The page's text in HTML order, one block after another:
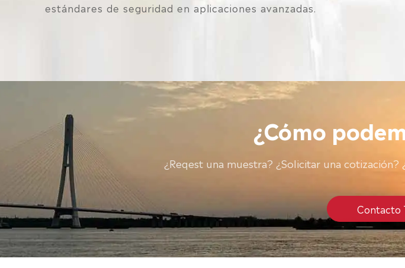
estándares de seguridad en aplicaciones avanzadas.
¿Cómo
¿Reqest una muestra? ¿Solicitar una
Contacto